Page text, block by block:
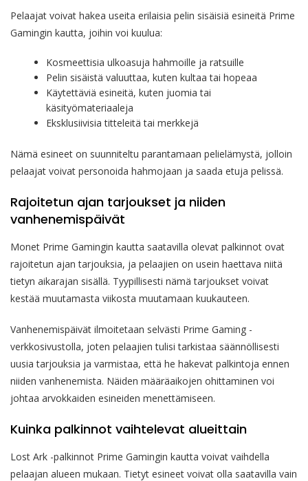
Pelaajat voivat hakea useita erilaisia pelin sisäisiä esineitä Prime
Gamingin kautta, joihin voi kuulua:
Kosmeettisia ulkoasuja hahmoille ja ratsuille
Pelin sisäistä valuuttaa, kuten kultaa tai hopeaa
Käytettäviä esineitä, kuten juomia tai
käsityömateriaaleja
Eksklusiivisia titteleitä tai merkkejä
Nämä esineet on suunniteltu parantamaan pelielämystä, jolloin
pelaajat voivat personoida hahmojaan ja saada etuja pelissä.
Rajoitetun ajan tarjoukset ja niiden
vanhenemispäivät
Monet Prime Gamingin kautta saatavilla olevat palkinnot ovat
rajoitetun ajan tarjouksia, ja pelaajien on usein haettava niitä
tietyn aikarajan sisällä. Tyypillisesti nämä tarjoukset voivat
kestää muutamasta viikosta muutamaan kuukauteen.
Vanhenemispäivät ilmoitetaan selvästi Prime Gaming -
verkkosivustolla, joten pelaajien tulisi tarkistaa säännöllisesti
uusia tarjouksia ja varmistaa, että he hakevat palkintoja ennen
niiden vanhenemista. Näiden määräaikojen ohittaminen voi
johtaa arvokkaiden esineiden menettämiseen.
Kuinka palkinnot vaihtelevat alueittain
Lost Ark -palkinnot Prime Gamingin kautta voivat vaihdella
pelaajan alueen mukaan. Tietyt esineet voivat olla saatavilla vain